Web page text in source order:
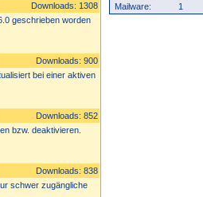
Downloads: 1308
geschrieben worden
Downloads: 900
bei einer aktiven
Downloads: 852
bzw. deaktivieren.
Downloads: 838
schwer zugängliche
Mailware:
1